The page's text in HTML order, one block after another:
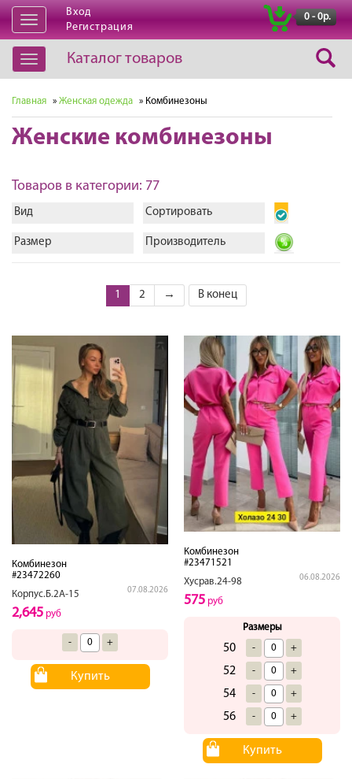
Открыть
навигацию
Вход
Регистрация
0 - 0р.
Открыть
навигацию
Каталог товаров
Главная » Женская одежда » Комбинезоны
Женские комбинезоны
Товаров в категории: 77
Вид Сортировать
Размер Производитель
1 2 → В конец
Комбинезон
#23472260
Корпус.Б.2А-15
07.08.2026
2,645 руб
- +
Купить
Комбинезон
#23471521
Хусрав.24-98
06.08.2026
575 руб
Размеры
50 - +
52 - +
54 - +
56 - +
Купить